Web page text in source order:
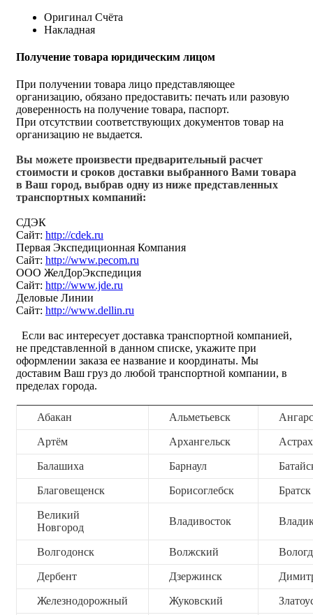
Оригинал Счёта
Накладная
Получение товара юридическим лицом
При получении товара лицо представляющее
организацию, обязано предоставить: печать или разовую
доверенность на получение товара, паспорт.
При отсутствии соответствующих документов товар на
организацию не выдается.
Вы можете произвести предварительный расчет
стоимости и сроков доставки выбранного Вами товара
в Ваш город, выбрав одну из ниже представленных
транспортных компаний:
СДЭК
Сайт: http://cdek.ru
Первая Экспедиционная Компания
Сайт: http://www.pecom.ru
ООО ЖелДорЭкспедиция
Сайт: http://www.jde.ru
Деловые Линии
Сайт: http://www.dellin.ru
Если вас интересует доставка транспортной компанией,
не представленной в данном списке, укажите при
оформлении заказа ее название и координаты. Мы
доставим Ваш груз до любой транспортной компании, в
пределах города.
Абакан Альметьевск
Артём Архангельск
Балашиха Барнаул
Благовещенск Борисоглебск Братск
Великий
Новгород
Владивосток
Волгодонск Волжский
Дербент Дзержинск
Железнодорожный Жуковский